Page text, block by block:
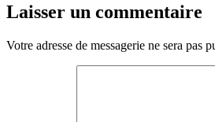
Laisser un commentaire
Votre adresse de messagerie ne sera pas